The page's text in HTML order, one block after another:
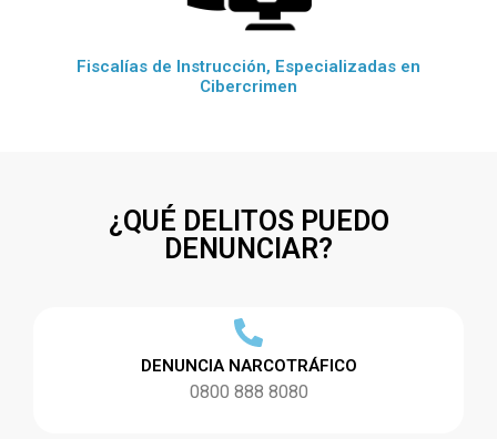
Fiscalías de Instrucción, Especializadas en
Cibercrimen
¿QUÉ DELITOS PUEDO
DENUNCIAR?
DENUNCIA NARCOTRÁFICO
0800 888 8080